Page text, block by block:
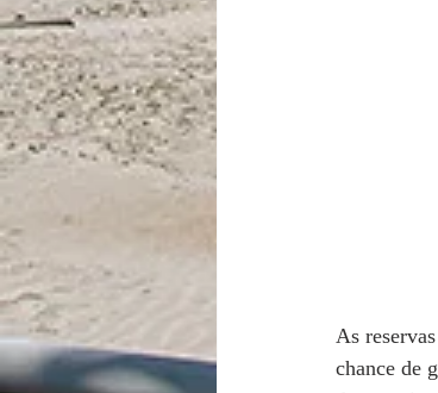
As
chance de